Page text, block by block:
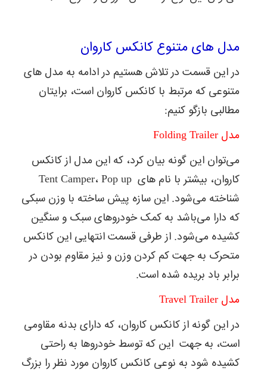
مدل های متنوع کانکس کاروان
در این قسمت در تلاش هستیم در ادامه به مدل های
متنوعی که مرتبط با کانکس کاروان است، برایتان
مطالبی بازگو کنیم:
مدل Folding Trailer
می‌توان این گونه بیان کرد، که این مدل از کانکس
کاروان، بیشتر با نام های Tent Camper، Pop up
شناخته می‌شود. این سازه پیش ساخته با وزن سبکی
که دارا می‌باشد به کمک خودروهای سبک و سنگین
کشیده می‌شود. از طرفی قسمت انتهایی این کانکس
متحرک به جهت کم کردن وزن و نیز مقاوم بودن در
برابر باد بریده شده است.
مدل Travel Trailer
در این گونه از کانکس کاروان، که دارای بدنه مقاومی
است، به جهت این که توسط خودروها به راحتی
کشیده شود به نوعی کانکس کاروان مورد نظر را بزرگ